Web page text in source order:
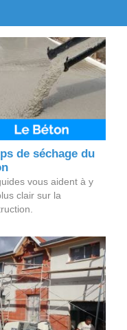
de séchage du
vous aident à y
clair sur la